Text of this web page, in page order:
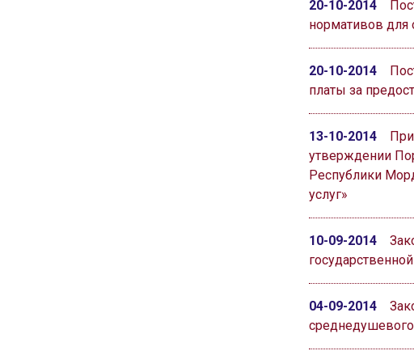
20-10-2014
нормативов для
20-10-2014
платы за
13-10-2014
утверждении
Республики
услуг»
10-09-2014
04-09-2014